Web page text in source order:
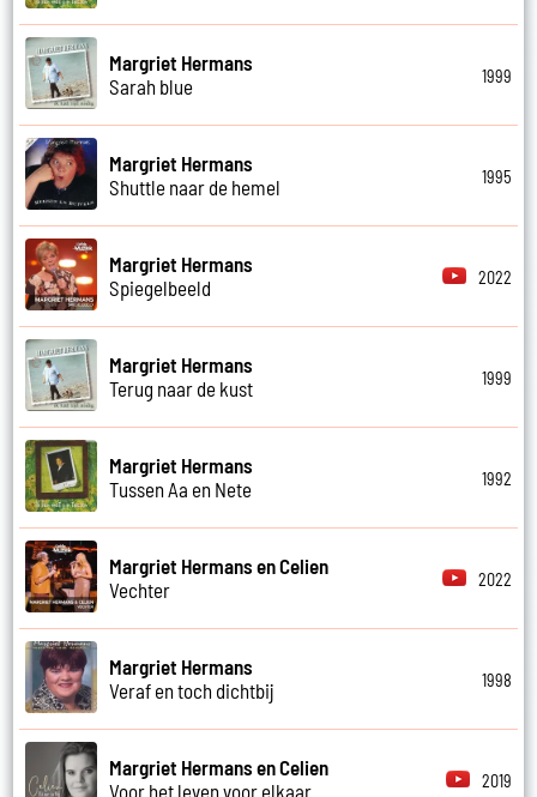
Margriet Hermans
Sarah blue
1999
Margriet Hermans
Shuttle naar de hemel
1995
Margriet Hermans
Spiegelbeeld
2022
Margriet Hermans
Terug naar de kust
1999
Margriet Hermans
Tussen Aa en Nete
1992
Margriet Hermans en Celien
Vechter
2022
Margriet Hermans
Veraf en toch dichtbij
1998
Margriet Hermans en Celien
Voor het leven voor elkaar
2019